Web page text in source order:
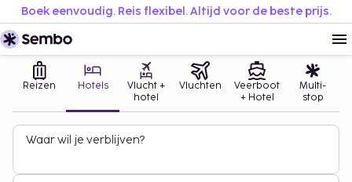
Boek eenvoudig. Reis flexibel. Altijd voor de beste prijs.
Reizen Hotels
Vlucht +
hotel
Vluchten
Veerboot
+ Hotel
Multi-
stop
Waar wil je verblijven?